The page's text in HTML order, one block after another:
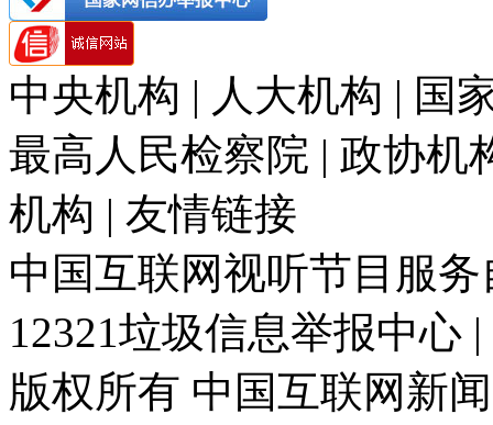
中央机构 | 人大机构 | 国
最高人民检察院 | 政协机
机构 | 友情链接
中国互联网视听节目服
12321垃圾信息举报中心
版权所有 中国互联网新